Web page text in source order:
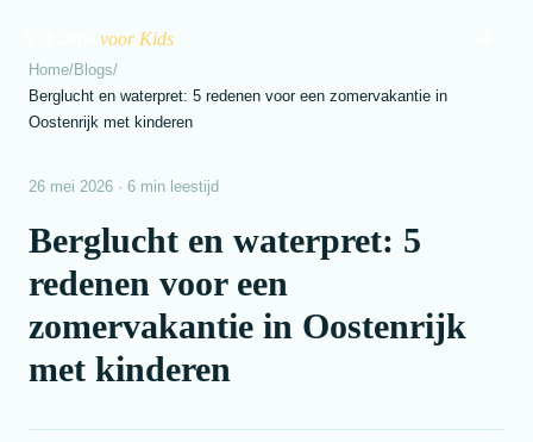
voor Kids
Blogs
Alle bestemmingen
Nederland met kids
België met kids
Duitsland met kids
Overnachten
Alle overnachtingen
Vakantiepark voor kids
Midweek weg met kids
Uitjes
Alle uitjes
Kindvriendelijke restaurants
Over ons
Home/Blogs/
Berglucht en waterpret: 5 redenen voor een zomervakantie in
Oostenrijk met kinderen
26 mei 2026 · 6 min leestijd
Berglucht en waterpret: 5
redenen voor een
zomervakantie in Oostenrijk
met kinderen